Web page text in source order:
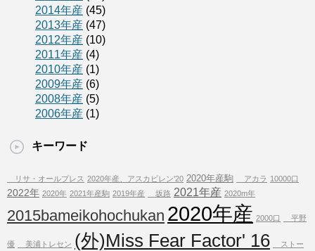
2014年産 (45)
2013年産 (47)
2012年産 (10)
2011年産 (4)
2010年産 (1)
2009年産 (6)
2008年産 (5)
2006年産 (1)
キーワード
リサ・オールプレス 2020年産、アスカビレン'20 2020年産駒 アカラ 10000口
2022年 2020年 2021年産駒 2019年産 坂路 2021年産 2020m年
2015bameikohochukan 2020年産 2000口 平野
優 美浦トレセン (外)Miss Fear Factor' 16
ストー